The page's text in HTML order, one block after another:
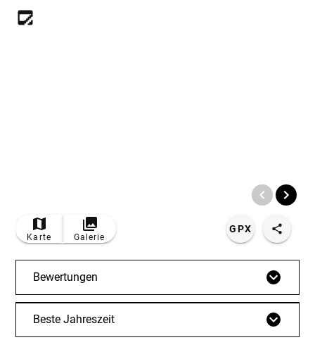
Karte Galerie
GPX
Bewertungen
Beste Jahreszeit